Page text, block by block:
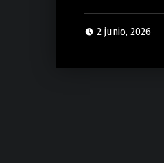
2 junio, 2026